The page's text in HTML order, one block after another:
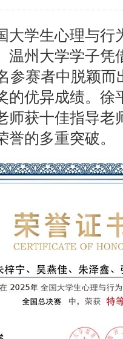
学生心理与行
温州大学学子凭
参赛者中脱颖
的优异成绩。徐
师获十佳指导老
的多重突破。